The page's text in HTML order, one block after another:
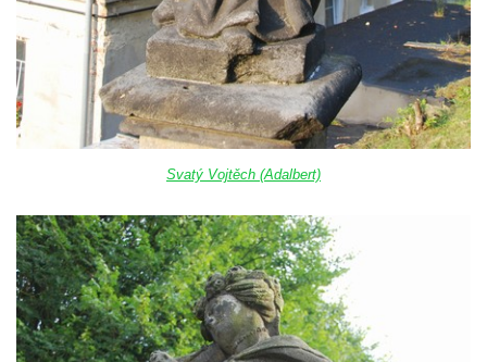
Svatý Vojtěch (Adalbert)